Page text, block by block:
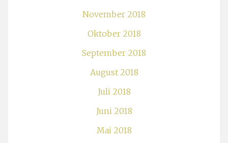
November 2018
Oktober 2018
September 2018
August 2018
Juli 2018
Juni 2018
Mai 2018